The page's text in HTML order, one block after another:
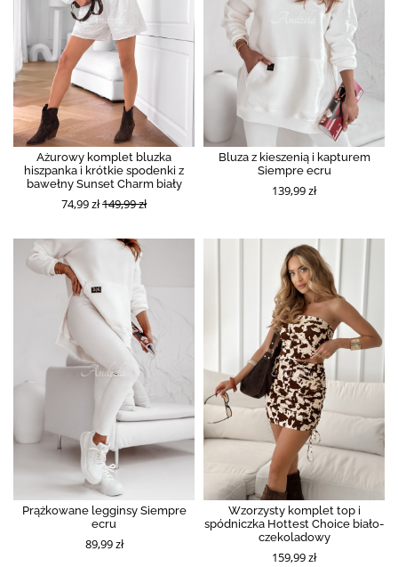
Ażurowy komplet bluzka
hiszpanka i krótkie spodenki z
bawełny Sunset Charm biały
74,99 zł149,99 zł
Bluza z kieszenią i kapturem
Siempre ecru
139,99 zł
Prążkowane legginsy Siempre
ecru
89,99 zł
Wzorzysty komplet top i
spódniczka Hottest Choice biało-
czekoladowy
159,99 zł